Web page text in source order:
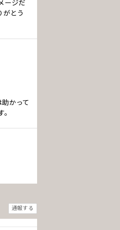
ージだ
がとう
かって
通報する